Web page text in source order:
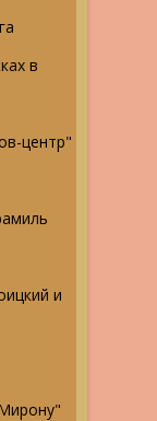
в
центр"
и